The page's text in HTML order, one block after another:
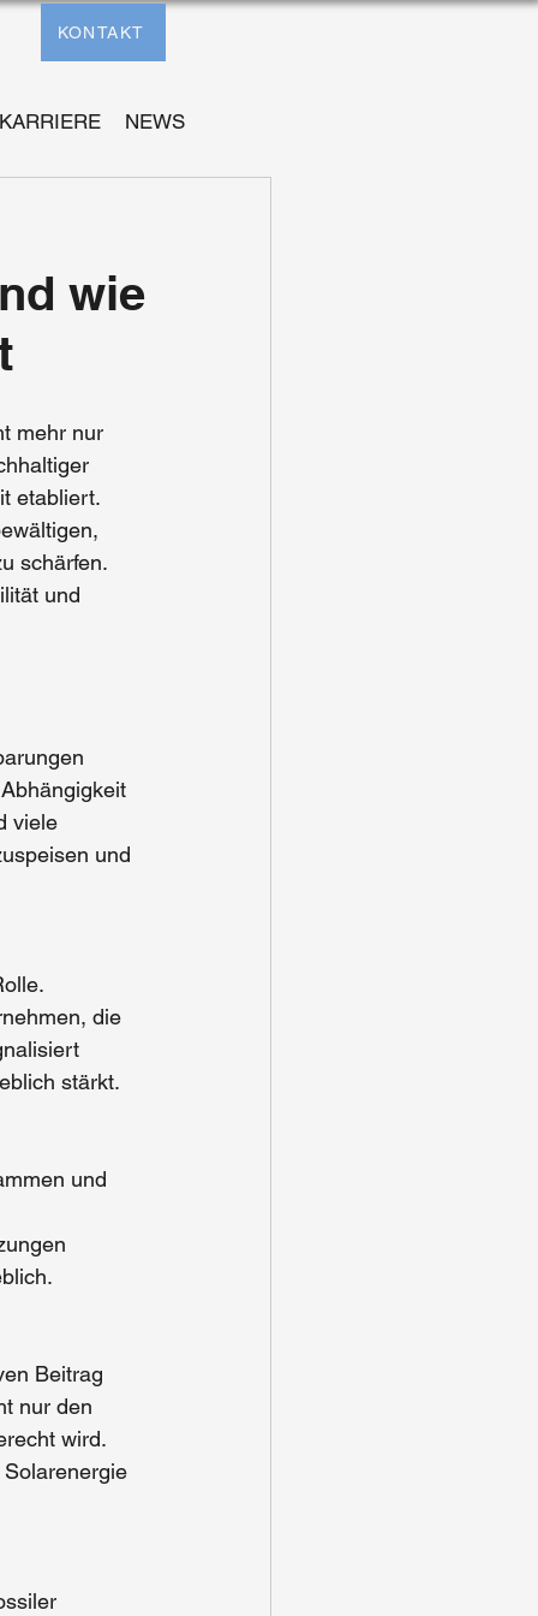
KONTAKT
KARRIERE NEWS
wie
mehr nur
etabliert.
schärfen.
und
viele
und
die
stärkt.
und
Beitrag
nur den
wird.